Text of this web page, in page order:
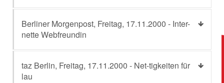
Berliner Morgenpost, Freitag, 17.11.2000 - Inter-
nette Webfreundin
taz Berlin, Freitag, 17.11.2000 - Net-tigkeiten für
lau